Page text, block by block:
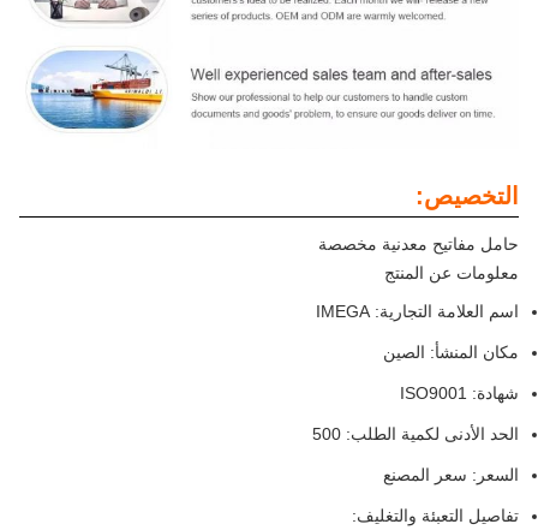
التخصيص:
حامل مفاتيح معدنية مخصصة
معلومات عن المنتج
اسم العلامة التجارية: IMEGA
مكان المنشأ: الصين
شهادة: ISO9001
الحد الأدنى لكمية الطلب: 500
السعر: سعر المصنع
تفاصيل التعبئة والتغليف: